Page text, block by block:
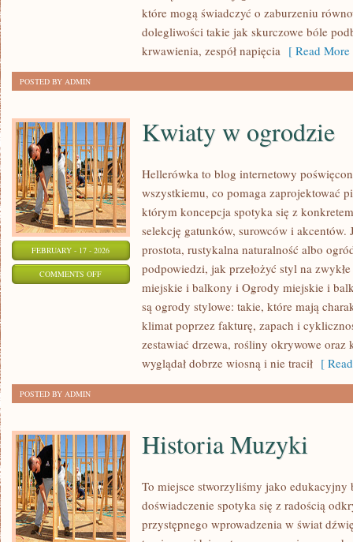
ZABURZENIAktóre mogą świadczyć o zaburzeniu
dolegliwości takie jak skurczowe bóle
krwawienia, zespół napięcia [ Read
POSTED BY ADMIN
FEBRUARY - 17 - 2026
COMMENTS OFFON
Kwiaty w ogrodzie
Hellerówka to blog internetowy
wszystkiemu, co pomaga zaprojektować
którym koncepcja spotyka się z
selekcję gatunków, surowców i akcentów.
prostota, rustykalna naturalność albo
podpowiedzi, jak przełożyć styl na
miejskie i balkony i Ogrody miejskie i
są ogrody stylowe: takie, które mają
klimat poprzez fakturę, zapach i
zestawiać drzewa, rośliny okrywowe oraz
wyglądał dobrze wiosną i nie tracił [
POSTED BY ADMIN
Historia Muzyki
To miejsce stworzyliśmy jako
doświadczenie spotyka się z radością
przystępnego wprowadzenia w świat